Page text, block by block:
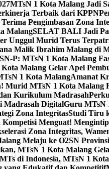
MTsN 1 Kota Malang Jadi
Terbaik dari KPPN
Pengimbasan Zona
MalangSELAT BALI Jadi
Unggul Murid Terus
Malik Ibrahim Malang di
P: MTsN 1 Kota Malang
Malang Gelar Apel
1 Kota MalangAmanat
Murid MTsN 1 Kota Malang
Kurikulum Madrasah
Madrasah DigitalGuru MTsN
Zona IntegritasStudi Tiru
Menguat!
Zona Integritas,
Melaju ke O2SN
MTsN 1 Kota Malang
di Indonesia, MTsN 1